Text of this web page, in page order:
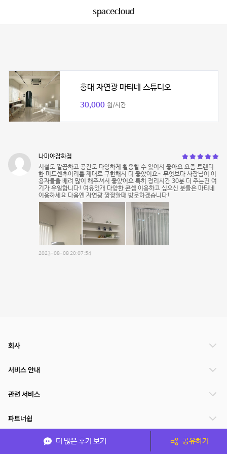
spacecloud
홍대 자연광 마티네 스튜디오
30,000 원/시간
나미야잡화점
시설도 깔끔하고 공간도 다양하게 활용할 수 있어서 좋아요 요즘 트렌디
한 미드센추어리를 제대로 구현해서 더 좋았어요~ 무엇보다 사장님이 이
용자들을 배려 많이 해주셔서 좋았어요 특히 정리시간 30분 더 주는건 여
기가 유일합니다! 여유있개 다양한 콘셉 이용하고 싶으신 분들은 마티네
이용하세요 다음엔 자연광 짱짱할때 방문하겠습니다!
2023-08-08 20:07:54
더 많은 후기 보기 공유하기
회사
서비스 안내
관련 서비스
파트너쉽
서비스 제공 국가